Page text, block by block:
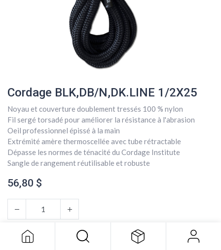
Cordage BLK,DB/N,DK.LINE 1/2X25
Noyau et couverture doublement tressés 100 % nylon
Fil sergé torsadé pour améliorer la résistance à l'abrasion
Oeil professionnel épissé à la main
Extrémité amère thermoscellée avec tube rétractable
Dépasse les normes de ténacité du Cordage Institute
Sangle de rangement réutilisable et robuste
56,80 $
AJOUTER AU PANIER
56,80$